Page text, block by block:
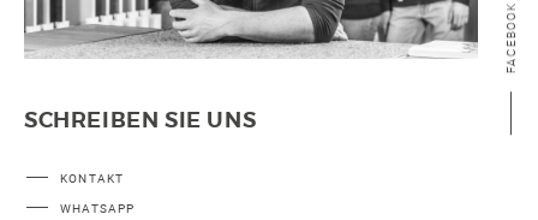
FACEBOOK
SCHREIBEN SIE UNS
KONTAKT
WHATSAPP